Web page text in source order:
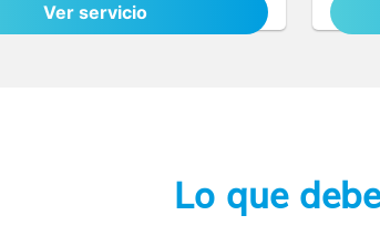
Ver servicio
Lo que